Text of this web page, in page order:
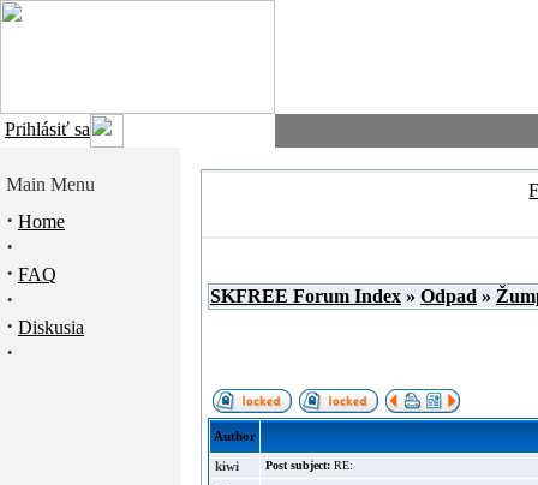
Prihlásiť sa
Main Menu
· Home
·
· FAQ
·
· Diskusia
·
SKFREE Forum Index » Odpad »
Author
kiwi Post subject: RE: